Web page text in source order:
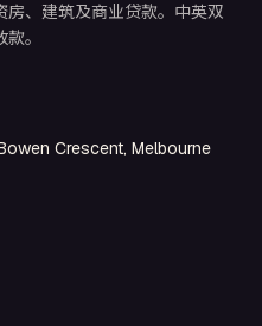
、建筑及商业贷款。中英双
。
Crescent, Melbourne